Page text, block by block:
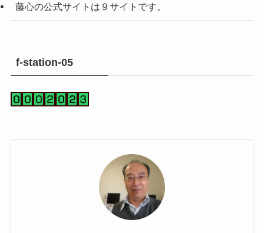
藤心の公式サイトは９サイトです。
f-station-05